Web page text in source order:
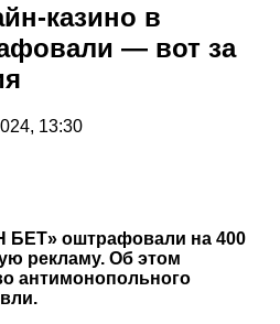
казино в
— вот за
13:30
БЕТ» оштрафовали на 400
рекламу. Об этом
антимонопольного